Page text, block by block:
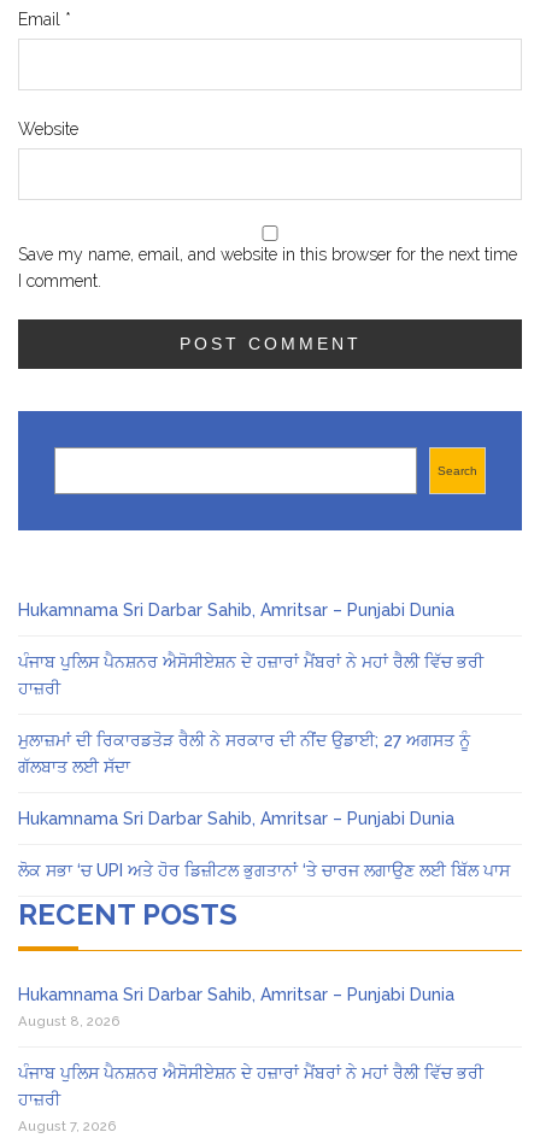
Email *
Website
Save my name, email, and website in this browser for the next time
I comment.
Search
Hukamnama Sri Darbar Sahib, Amritsar – Punjabi Dunia
ਪੰਜਾਬ ਪੁਲਿਸ ਪੈਨਸ਼ਨਰ ਐਸੋਸੀਏਸ਼ਨ ਦੇ ਹਜ਼ਾਰਾਂ ਮੈਂਬਰਾਂ ਨੇ ਮਹਾਂ ਰੈਲੀ ਵਿੱਚ ਭਰੀ
ਹਾਜ਼ਰੀ
ਮੁਲਾਜ਼ਮਾਂ ਦੀ ਰਿਕਾਰਡਤੋੜ ਰੈਲੀ ਨੇ ਸਰਕਾਰ ਦੀ ਨੀਂਦ ਉਡਾਈ; 27 ਅਗਸਤ ਨੂੰ
ਗੱਲਬਾਤ ਲਈ ਸੱਦਾ
Hukamnama Sri Darbar Sahib, Amritsar – Punjabi Dunia
ਲੋਕ ਸਭਾ ‘ਚ UPI ਅਤੇ ਹੋਰ ਡਿਜ਼ੀਟਲ ਭੁਗਤਾਨਾਂ ‘ਤੇ ਚਾਰਜ ਲਗਾਉਣ ਲਈ ਬਿੱਲ ਪਾਸ
RECENT POSTS
Hukamnama Sri Darbar Sahib, Amritsar – Punjabi Dunia
August 8, 2026
ਪੰਜਾਬ ਪੁਲਿਸ ਪੈਨਸ਼ਨਰ ਐਸੋਸੀਏਸ਼ਨ ਦੇ ਹਜ਼ਾਰਾਂ ਮੈਂਬਰਾਂ ਨੇ ਮਹਾਂ ਰੈਲੀ ਵਿੱਚ ਭਰੀ
ਹਾਜ਼ਰੀ
August 7, 2026